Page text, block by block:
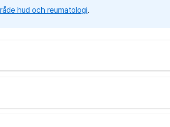
hud och reumatologi.